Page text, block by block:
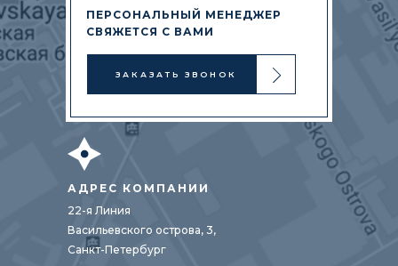
ПЕРСОНАЛЬНЫЙ МЕНЕДЖЕР
СВЯЖЕТСЯ С ВАМИ
АДРЕС КОМПАНИИ
22-я Линия
Васильевского острова, 3,
Санкт-Петербург
ЗАКАЗАТЬ ЗВОНОК